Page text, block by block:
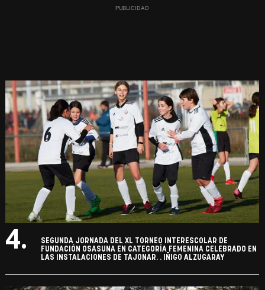
4.
SEGUNDA JORNADA DEL XL TORNEO INTERESCOLAR DE
FUNDACIÓN OSASUNA EN CATEGORÍA FEMENINA CELEBRADO EN
LAS INSTALACIONES DE TAJONAR. . IÑIGO ALZUGARAY